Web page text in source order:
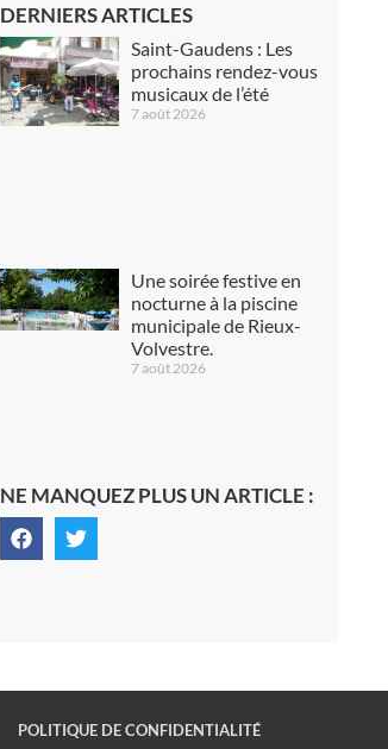
DERNIERS ARTICLES
Saint-Gaudens : Les
prochains rendez-vous
musicaux de l’été
7 août 2026
Une soirée festive en
nocturne à la piscine
municipale de Rieux-
Volvestre.
7 août 2026
NE MANQUEZ PLUS UN ARTICLE :
POLITIQUE DE CONFIDENTIALITÉ